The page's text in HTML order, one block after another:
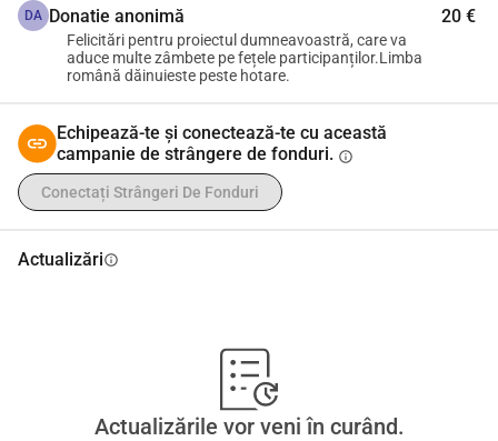
👉 www.literabruchsal.com
📧 info.festivalliterabruchsal@gmail.com
DA Donatie anonimă 20 €
Felicitări pentru proiectul dumneavoastră, care va
aduce multe zâmbete pe fețele participanților.Limba
română dăinuieste peste hotare.
Echipează-te și conectează-te cu această
campanie de strângere de fonduri. info
Conectați Strângeri De Fonduri
Actualizăriinfo
Actualizările vor veni în curând.